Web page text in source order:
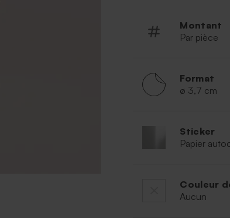
Montant
Par pièce
Format
ø 3,7 cm
Sticker
Papier
Couleur
Aucun